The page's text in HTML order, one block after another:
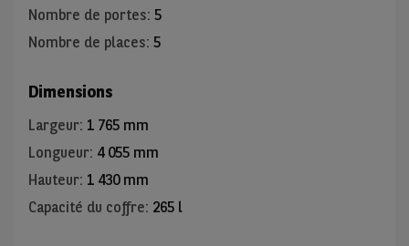
Nombre de portes: 5
Nombre de places: 5
Dimensions
Largeur: 1 765 mm
Longueur: 4 055 mm
Hauteur: 1 430 mm
Capacité du coffre: 265 l